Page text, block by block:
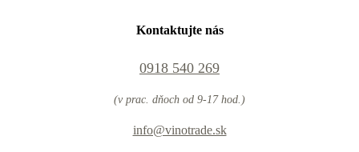
Kontaktujte nás
0918 540 269
(v prac. dňoch od 9-17 hod.)
info@vinotrade.sk